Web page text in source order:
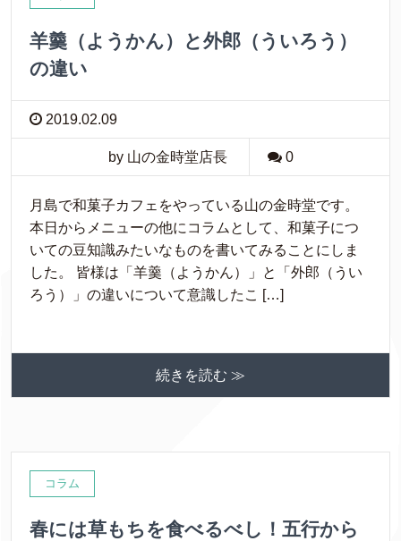
羊羹（ようかん）と外郎（ういろう）
の違い
2019.02.09
by 山の金時堂店長 0
月島で和菓子カフェをやっている山の金時堂です。
本日からメニューの他にコラムとして、和菓子につ
いての豆知識みたいなものを書いてみることにしま
した。 皆様は「羊羹（ようかん）」と「外郎（うい
ろう）」の違いについて意識したこ […]
続きを読む ≫
コラム
春には草もちを食べるべし！五行から